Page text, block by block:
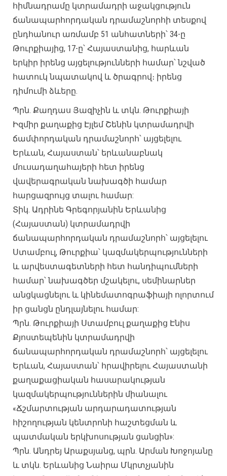
հիմնադրամը կտրամադրի աջակցություն
ճանապարհորդական դրամաշնորհի տեսքով
ընդհանուր առմամբ 51 անհատների՝ 34-ը
Թուրքիայից, 17-ը՝ Հայաստանից, հարևան
երկիր իրենց այցելությունների համար՝ նշված
հատուկ նպատակով և ծրագրով։ իրենց
դիմումի ձևերը.
Պրն. Քաղդաս Յազիչին և տկն. Թուրքիայի
Իզմիր քաղաքից Էյլեմ Շենին կտրամադրվի
ճամփորդական դրամաշնորհ՝ այցելելու
Երևան, Հայաստան՝ երևանաբնակ
մուսադաղահայերի հետ իրենց
վավերագրական նախագծի համար
հարցազրույց տալու համար:
Տիկ. Ադրինե Գրեգորյանին Երևանից
(Հայաստան) կտրամադրվի
ճանապարհորդական դրամաշնորհ՝ այցելելու
Ստամբուլ, Թուրքիա՝ կազմակերպությունների
և արվեստագետների հետ հանդիպումների
համար՝ նախագծեր մշակելու, սեմինարներ
անցկացնելու և կինեմատոգրաֆիայի ոլորտում
իր ցանցն ընդլայնելու համար:
Պրն. Թուրքիայի Ստամբուլ քաղաքից Էնիս
Քյոստեպենին կտրամադրվի
ճանապարհորդական դրամաշնորհ՝ այցելելու
Երևան, Հայաստան՝ հրավիրելու Հայաստանի
քաղաքացիական հասարակության
կազմակերպություններին միանալու
«Ճշմարտության արդարադատության
հիշողության կենտրոնի հաշտեցման և
պատմական երկխոսության ցանցին»:
Պրն. Անդրեյ Արաքսյանց, պրն. Արման Խոջոյանը
և տկն. Երևանից Նաիրա Մկրտչյանին